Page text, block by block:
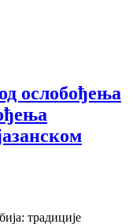
ослобођења
традиције